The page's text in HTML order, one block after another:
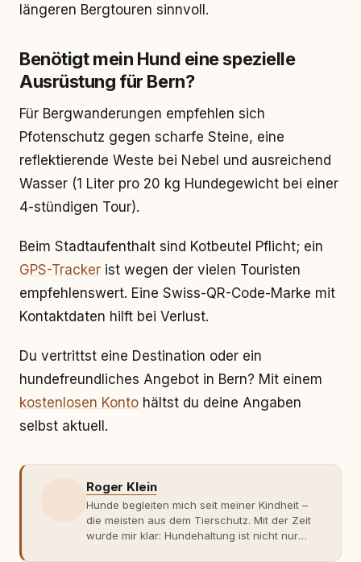
längeren Bergtouren sinnvoll.
Benötigt mein Hund eine spezielle
Ausrüstung für Bern?
Für Bergwanderungen empfehlen sich
Pfotenschutz gegen scharfe Steine, eine
reflektierende Weste bei Nebel und ausreichend
Wasser (1 Liter pro 20 kg Hundegewicht bei einer
4-stündigen Tour).
Beim Stadtaufenthalt sind Kotbeutel Pflicht; ein
GPS-Tracker ist wegen der vielen Touristen
empfehlenswert. Eine Swiss-QR-Code-Marke mit
Kontaktdaten hilft bei Verlust.
Du vertrittst eine Destination oder ein
hundefreundliches Angebot in Bern? Mit einem
kostenlosen Konto hältst du deine Angaben
selbst aktuell.
Roger Klein
Hunde begleiten mich seit meiner Kindheit –
die meisten aus dem Tierschutz. Mit der Zeit
wurde mir klar: Hundehaltung ist nicht nur